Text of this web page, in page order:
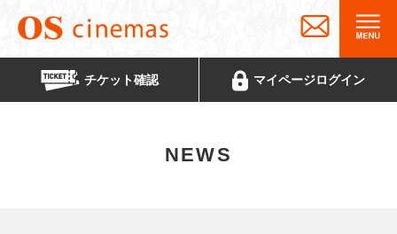
チケット確認 マイページログイン
NEWS